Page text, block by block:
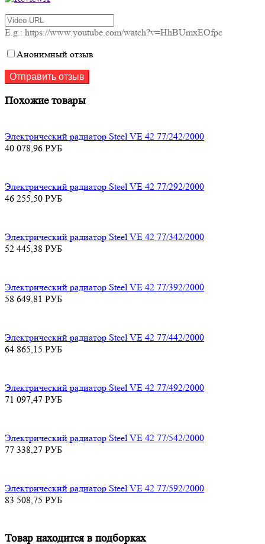
E.g.: https://www.youtube.com/watch?v=HhBUmxEOfpc
Анонимный отзыв
Похожие товары
Электрический радиатор Steel VE 42 77/242/2000
40 078,96 РУБ
Электрический радиатор Steel VE 42 77/292/2000
46 255,50 РУБ
Электрический радиатор Steel VE 42 77/342/2000
52 445,38 РУБ
Электрический радиатор Steel VE 42 77/392/2000
58 649,81 РУБ
Электрический радиатор Steel VE 42 77/442/2000
64 865,15 РУБ
Электрический радиатор Steel VE 42 77/492/2000
71 097,47 РУБ
Электрический радиатор Steel VE 42 77/542/2000
77 338,27 РУБ
Электрический радиатор Steel VE 42 77/592/2000
83 508,75 РУБ
Товар находится в подборках